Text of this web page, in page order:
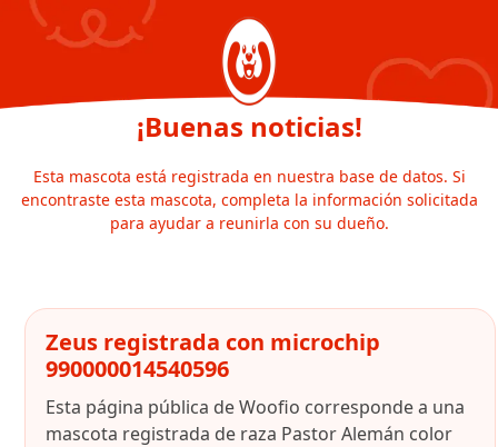
¡Buenas noticias!
Esta mascota está registrada en nuestra base de datos. Si
encontraste esta mascota, completa la información solicitada
para ayudar a reunirla con su dueño.
Zeus registrada con microchip
990000014540596
Esta página pública de Woofio corresponde a una
mascota registrada de raza Pastor Alemán color